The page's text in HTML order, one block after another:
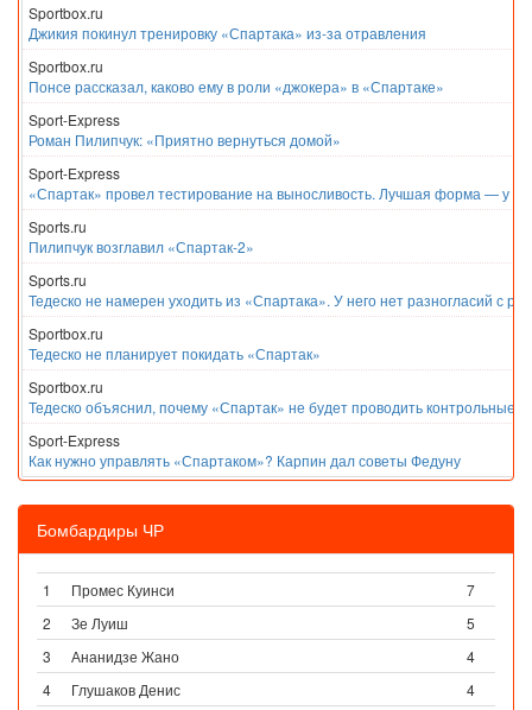
Sportbox.ru
Джикия покинул тренировку «Спартака» из-за отравления
Sportbox.ru
Понсе рассказал, каково ему в роли «джокера» в «Спартаке»
Sport-Express
Роман Пилипчук: «Приятно вернуться домой»
Sport-Express
«Спартак» провел тестирование на выносливость. Лучшая форма — у
Sports.ru
Пилипчук возглавил «Спартак-2»
Sports.ru
Тедеско не намерен уходить из «Спартака». У него нет разногласий с
Sportbox.ru
Тедеско не планирует покидать «Спартак»
Sportbox.ru
Тедеско объяснил, почему «Спартак» не будет проводить контрольные
Sport-Express
Как нужно управлять «Спартаком»? Карпин дал советы Федуну
Бомбардиры ЧР
1 Промес Куинси
7
2
Зе Луиш
5
3
Ананидзе Жано
4
4
Глушаков Денис
4